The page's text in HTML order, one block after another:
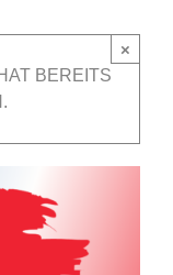
BEREITS
×